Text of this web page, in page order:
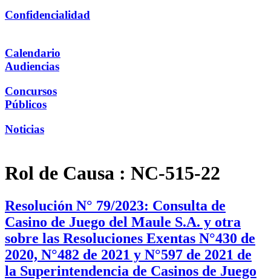
Confidencialidad
Calendario
Audiencias
Concursos
Públicos
Noticias
Rol de Causa : NC-515-22
Resolución N° 79/2023: Consulta de
Casino de Juego del Maule S.A. y otra
sobre las Resoluciones Exentas N°430 de
2020, N°482 de 2021 y N°597 de 2021 de
la Superintendencia de Casinos de Juego